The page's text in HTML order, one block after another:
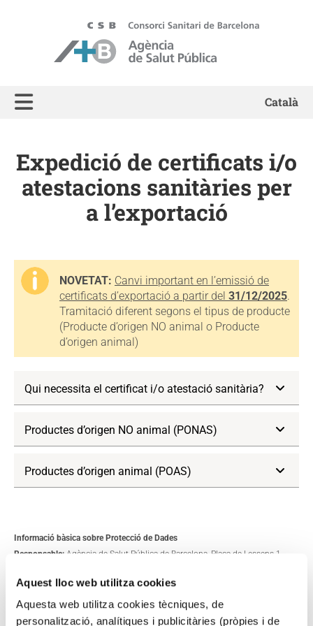
Aquest lloc web utilitza cookies
Aquesta web utilitza cookies tècniques, de
personalització, analítiques i publicitàries (pròpies i de
ASPB - Agència de Salut Pública de Barcelona
Català
Expedició de certificats i/o
atestacions sanitàries per
a l’exportació
NOVETAT: Canvi important en l’emissió de
certificats d’exportació a partir del 31/12/2025.
Tramitació diferent segons el tipus de producte
(Producte d’origen NO animal o Producte
d’origen animal)
Qui necessita el certificat i/o atestació sanitària?
Productes d’origen NO animal (PONAS)
Productes d’origen animal (POAS)
Informació bàsica sobre Protecció de Dades
Responsable: Agència de Salut Pública de Barcelona, Plaça de Lesseps 1,
Contacte DPD:dpd@aspb.cat
Finalitat:La finalitat del tractament és el control i exercici de l’autoritat
sanitària.